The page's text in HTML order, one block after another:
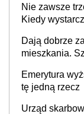
Nie zawsze
Kiedy
Dają dobrze
mieszkania.
Emerytura
tę jedną rzecz
Urząd